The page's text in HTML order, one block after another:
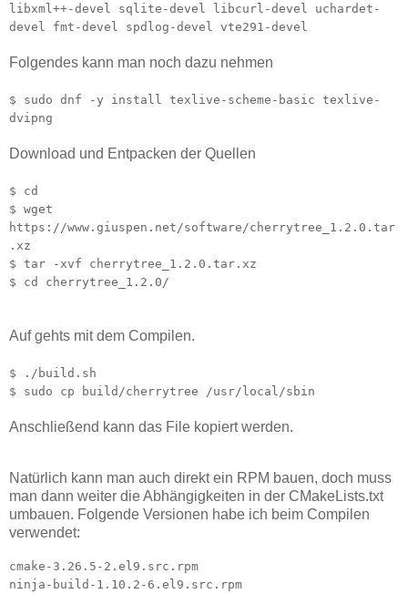
libxml++-devel sqlite-devel libcurl-devel uchardet-
devel fmt-devel spdlog-devel vte291-devel
Folgendes kann man noch dazu nehmen
$ sudo dnf -y install texlive-scheme-basic texlive-
dvipng
Download und Entpacken der Quellen
$ cd
$ wget
https://www.giuspen.net/software/cherrytree_1.2.0.tar
.xz
$ tar -xvf cherrytree_1.2.0.tar.xz
$ cd cherrytree_1.2.0/
Auf gehts mit dem Compilen.
$ ./build.sh
$ sudo cp build/cherrytree /usr/local/sbin
Anschließend kann das File kopiert werden.
Natürlich kann man auch direkt ein RPM bauen, doch muss
man dann weiter die Abhängigkeiten in der CMakeLists.txt
umbauen. Folgende Versionen habe ich beim Compilen
verwendet:
cmake-3.26.5-2.el9.src.rpm
ninja-build-1.10.2-6.el9.src.rpm